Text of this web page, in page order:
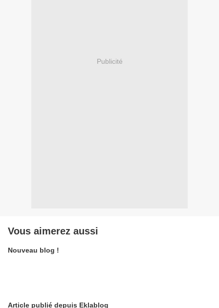
Publicité
Vous aimerez aussi
Nouveau blog !
Article publié depuis Eklablog